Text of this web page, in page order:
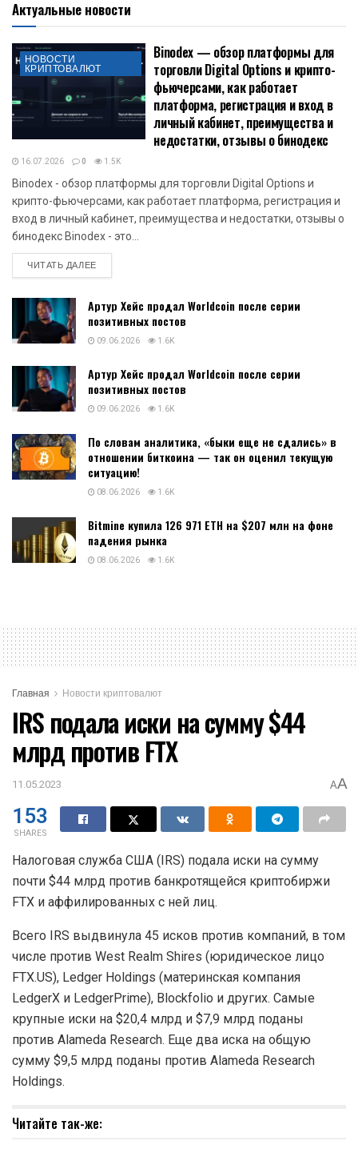
Актуальные новости
НОВОСТИ
КРИПТОВАЛЮТ
Binodex — обзор платформы для
торговли Digital Options и крипто-
фьючерсами, как работает
платформа, регистрация и вход в
личный кабинет, преимущества и
недостатки, отзывы о бинодекс
16.07.2026 0 1.5K
Binodex - обзор платформы для торговли Digital Options и
крипто-фьючерсами, как работает платформа, регистрация и
вход в личный кабинет, преимущества и недостатки, отзывы о
бинодекс Binodex - это...
ЧИТАТЬ ДАЛЕЕDETAILS
Артур Хейс продал Worldcoin после серии
позитивных постов
09.06.2026 1.6K
Артур Хейс продал Worldcoin после серии
позитивных постов
09.06.2026 1.6K
По словам аналитика, «быки еще не сдались» в
отношении биткоина — так он оценил текущую
ситуацию!
08.06.2026 1.6K
Bitmine купила 126 971 ETH на $207 млн на фоне
падения рынка
08.06.2026 1.6K
Главная Новости криптовалют
IRS подала иски на сумму $44
млрд против FTX
11.05.2023 AA
153
SHARES
Налоговая служба США (IRS) подала иски на сумму
почти $44 млрд против банкротящейся криптобиржи
FTX и аффилированных с ней лиц.
Всего IRS выдвинула 45 исков против компаний, в том
числе против West Realm Shires (юридическое лицо
FTX.US), Ledger Holdings (материнская компания
LedgerX и LedgerPrime), Blockfolio и других. Самые
крупные иски на $20,4 млрд и $7,9 млрд поданы
против Alameda Research. Еще два иска на общую
сумму $9,5 млрд поданы против Alameda Research
Holdings.
Читайте так-же: